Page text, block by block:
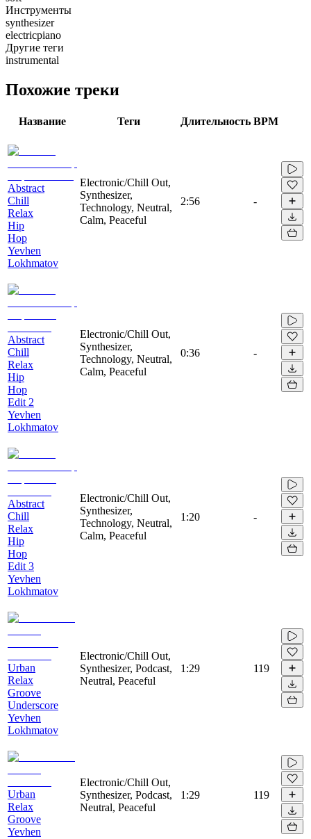
Инструменты
synthesizer
electricpiano
Другие теги
instrumental
Похожие треки
Название Теги Длительность BPM
Abstract
Chill
Relax
Hip
Hop
Yevhen
Lokhmatov
Electronic/Chill Out,
Synthesizer,
Technology, Neutral,
Calm, Peaceful
2:56 -
Abstract
Chill
Relax
Hip
Hop
Edit 2
Yevhen
Lokhmatov
Electronic/Chill Out,
Synthesizer,
Technology, Neutral,
Calm, Peaceful
0:36 -
Abstract
Chill
Relax
Hip
Hop
Edit 3
Yevhen
Lokhmatov
Electronic/Chill Out,
Synthesizer,
Technology, Neutral,
Calm, Peaceful
1:20 -
Urban
Relax
Groove
Underscore
Yevhen
Lokhmatov
Electronic/Chill Out,
Synthesizer, Podcast,
Neutral, Peaceful
1:29 119
Urban
Relax
Groove
Yevhen
Electronic/Chill Out,
Synthesizer, Podcast,
Neutral, Peaceful
1:29 119